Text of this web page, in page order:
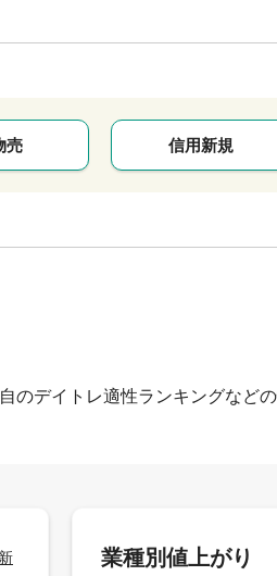
売 信用新規
デイトレ適性ランキングなど